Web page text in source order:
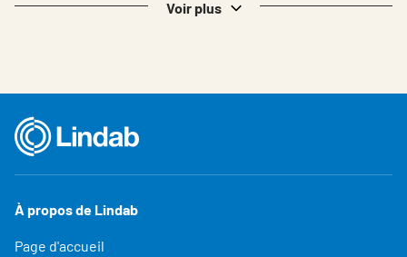
Voir plus
À propos de Lindab
Page d'accueil